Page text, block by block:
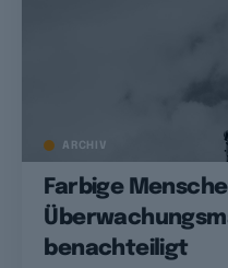
ARCHIV
Farbige
benachteiligt